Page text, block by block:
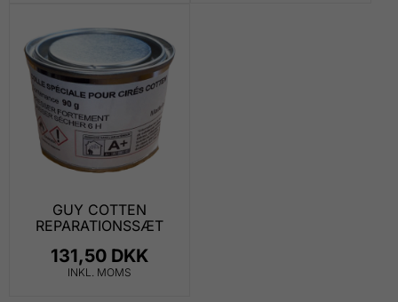
GUY COTTEN
REPARATIONSSÆT
131,50 DKK
INKL. MOMS